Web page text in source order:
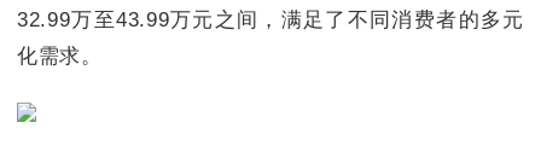
32.99万至43.99万元之间，满足了不同消费者的多元
化需求。